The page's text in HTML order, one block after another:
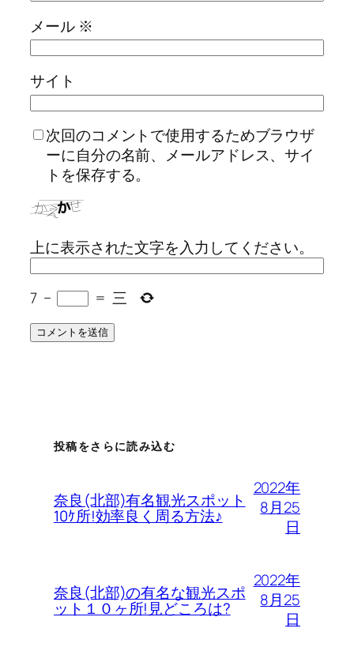
メール ※
サイト
次回のコメントで使用するためブラウザ
ーに自分の名前、メールアドレス、サイ
トを保存する。
上に表示された文字を入力してください。
7 − = 三
投稿をさらに読み込む
奈良(北部)有名観光スポット
10ｹ所!効率良く周る方法♪
2022年
8月25
日
奈良(北部)の有名な観光スポ
ット１０ヶ所!見どころは?
2022年
8月25
日